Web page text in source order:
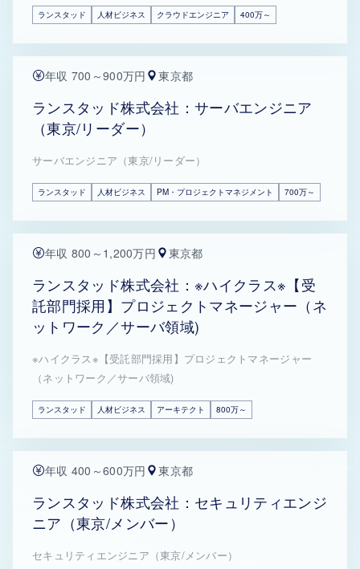
ランスタッド 人材ビジネス クラウドエンジニア 400万～
年収 700～900万円 東京都
ランスタッド株式会社：サーバエンジニア
（東京/リーダー）
サーバエンジニア（東京/リーダー）
ランスタッド 人材ビジネス PM・プロジェクトマネジメント 700万～
年収 800～1,200万円 東京都
ランスタッド株式会社：※ハイクラス※【受
託部門採用】プロジェクトマネージャー（ネ
ットワーク／サーバ領域)
※ハイクラス※【受託部門採用】プロジェクトマネージャー
（ネットワーク／サーバ領域)
ランスタッド 人材ビジネス アーキテクト 800万～
年収 400～600万円 東京都
ランスタッド株式会社：セキュリティエンジ
ニア（東京/メンバー）
セキュリティエンジニア（東京/メンバー）